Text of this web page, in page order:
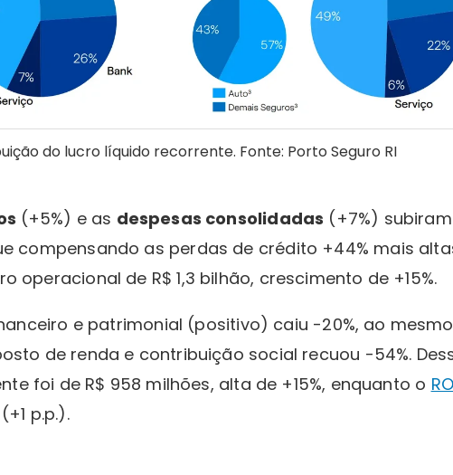
do lucro líquido recorrente. Fonte: Porto Seguro RI
(+5%) e as despesas consolidadas (+7%)
compensando as perdas de crédito +44% mais
operacional de R$ 1,3 bilhão, crescimento de +15%.
e patrimonial (positivo) caiu -20%, ao
de renda e contribuição social recuou -54%.
foi de R$ 958 milhões, alta de +15%, enquanto o
p.p.).